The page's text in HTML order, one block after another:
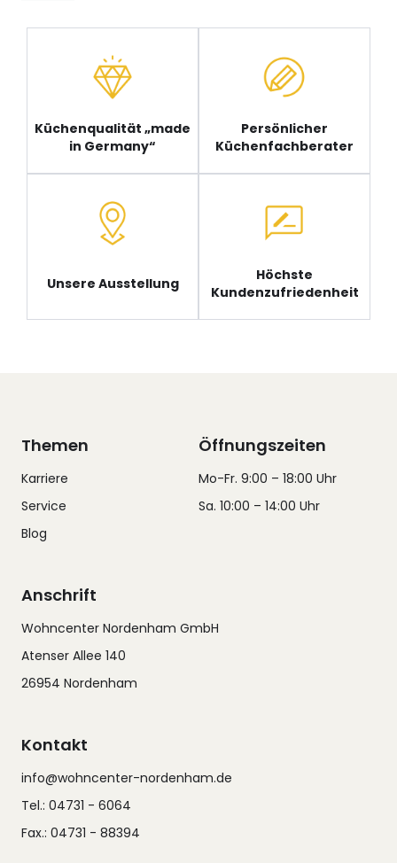
Küchenqualität „made
in Germany“
Persönlicher
Küchenfachberater
Unsere Ausstellung
Höchste
Kundenzufriedenheit
Themen
Karriere
Service
Blog
Öffnungszeiten
Mo-Fr. 9:00 – 18:00 Uhr
Sa. 10:00 – 14:00 Uhr
Anschrift
Wohncenter Nordenham GmbH
Atenser Allee 140
26954 Nordenham
Kontakt
info@wohncenter-nordenham.de
Tel.: 04731 - 6064
Fax.: 04731 - 88394